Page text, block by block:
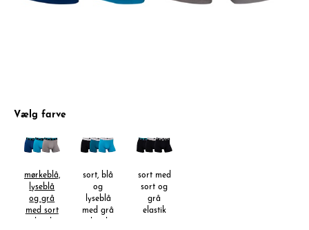
Vælg farve
mørkeblå,
lyseblå
og grå
med sort
sort, blå
og
lyseblå
med grå
sort med
sort og
grå
elastik